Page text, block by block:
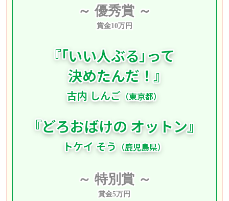
～ 優秀賞 ～
賞金10万円
『「いい人ぶる」って
決めたんだ！』
古内 しんご（東京都）
『どろおばけのオットン』
トケイ そう （鹿児島県）
～ 特別賞 ～
賞金5万円